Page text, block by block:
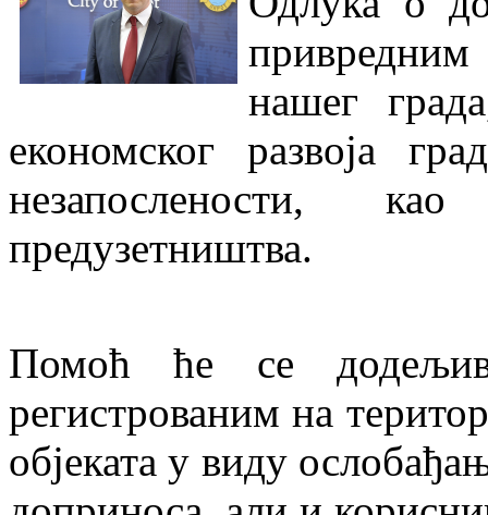
нашег
економског развоја
незапослености,
предузетништва.
Помоћ ће се
регистрованим на
објеката у виду